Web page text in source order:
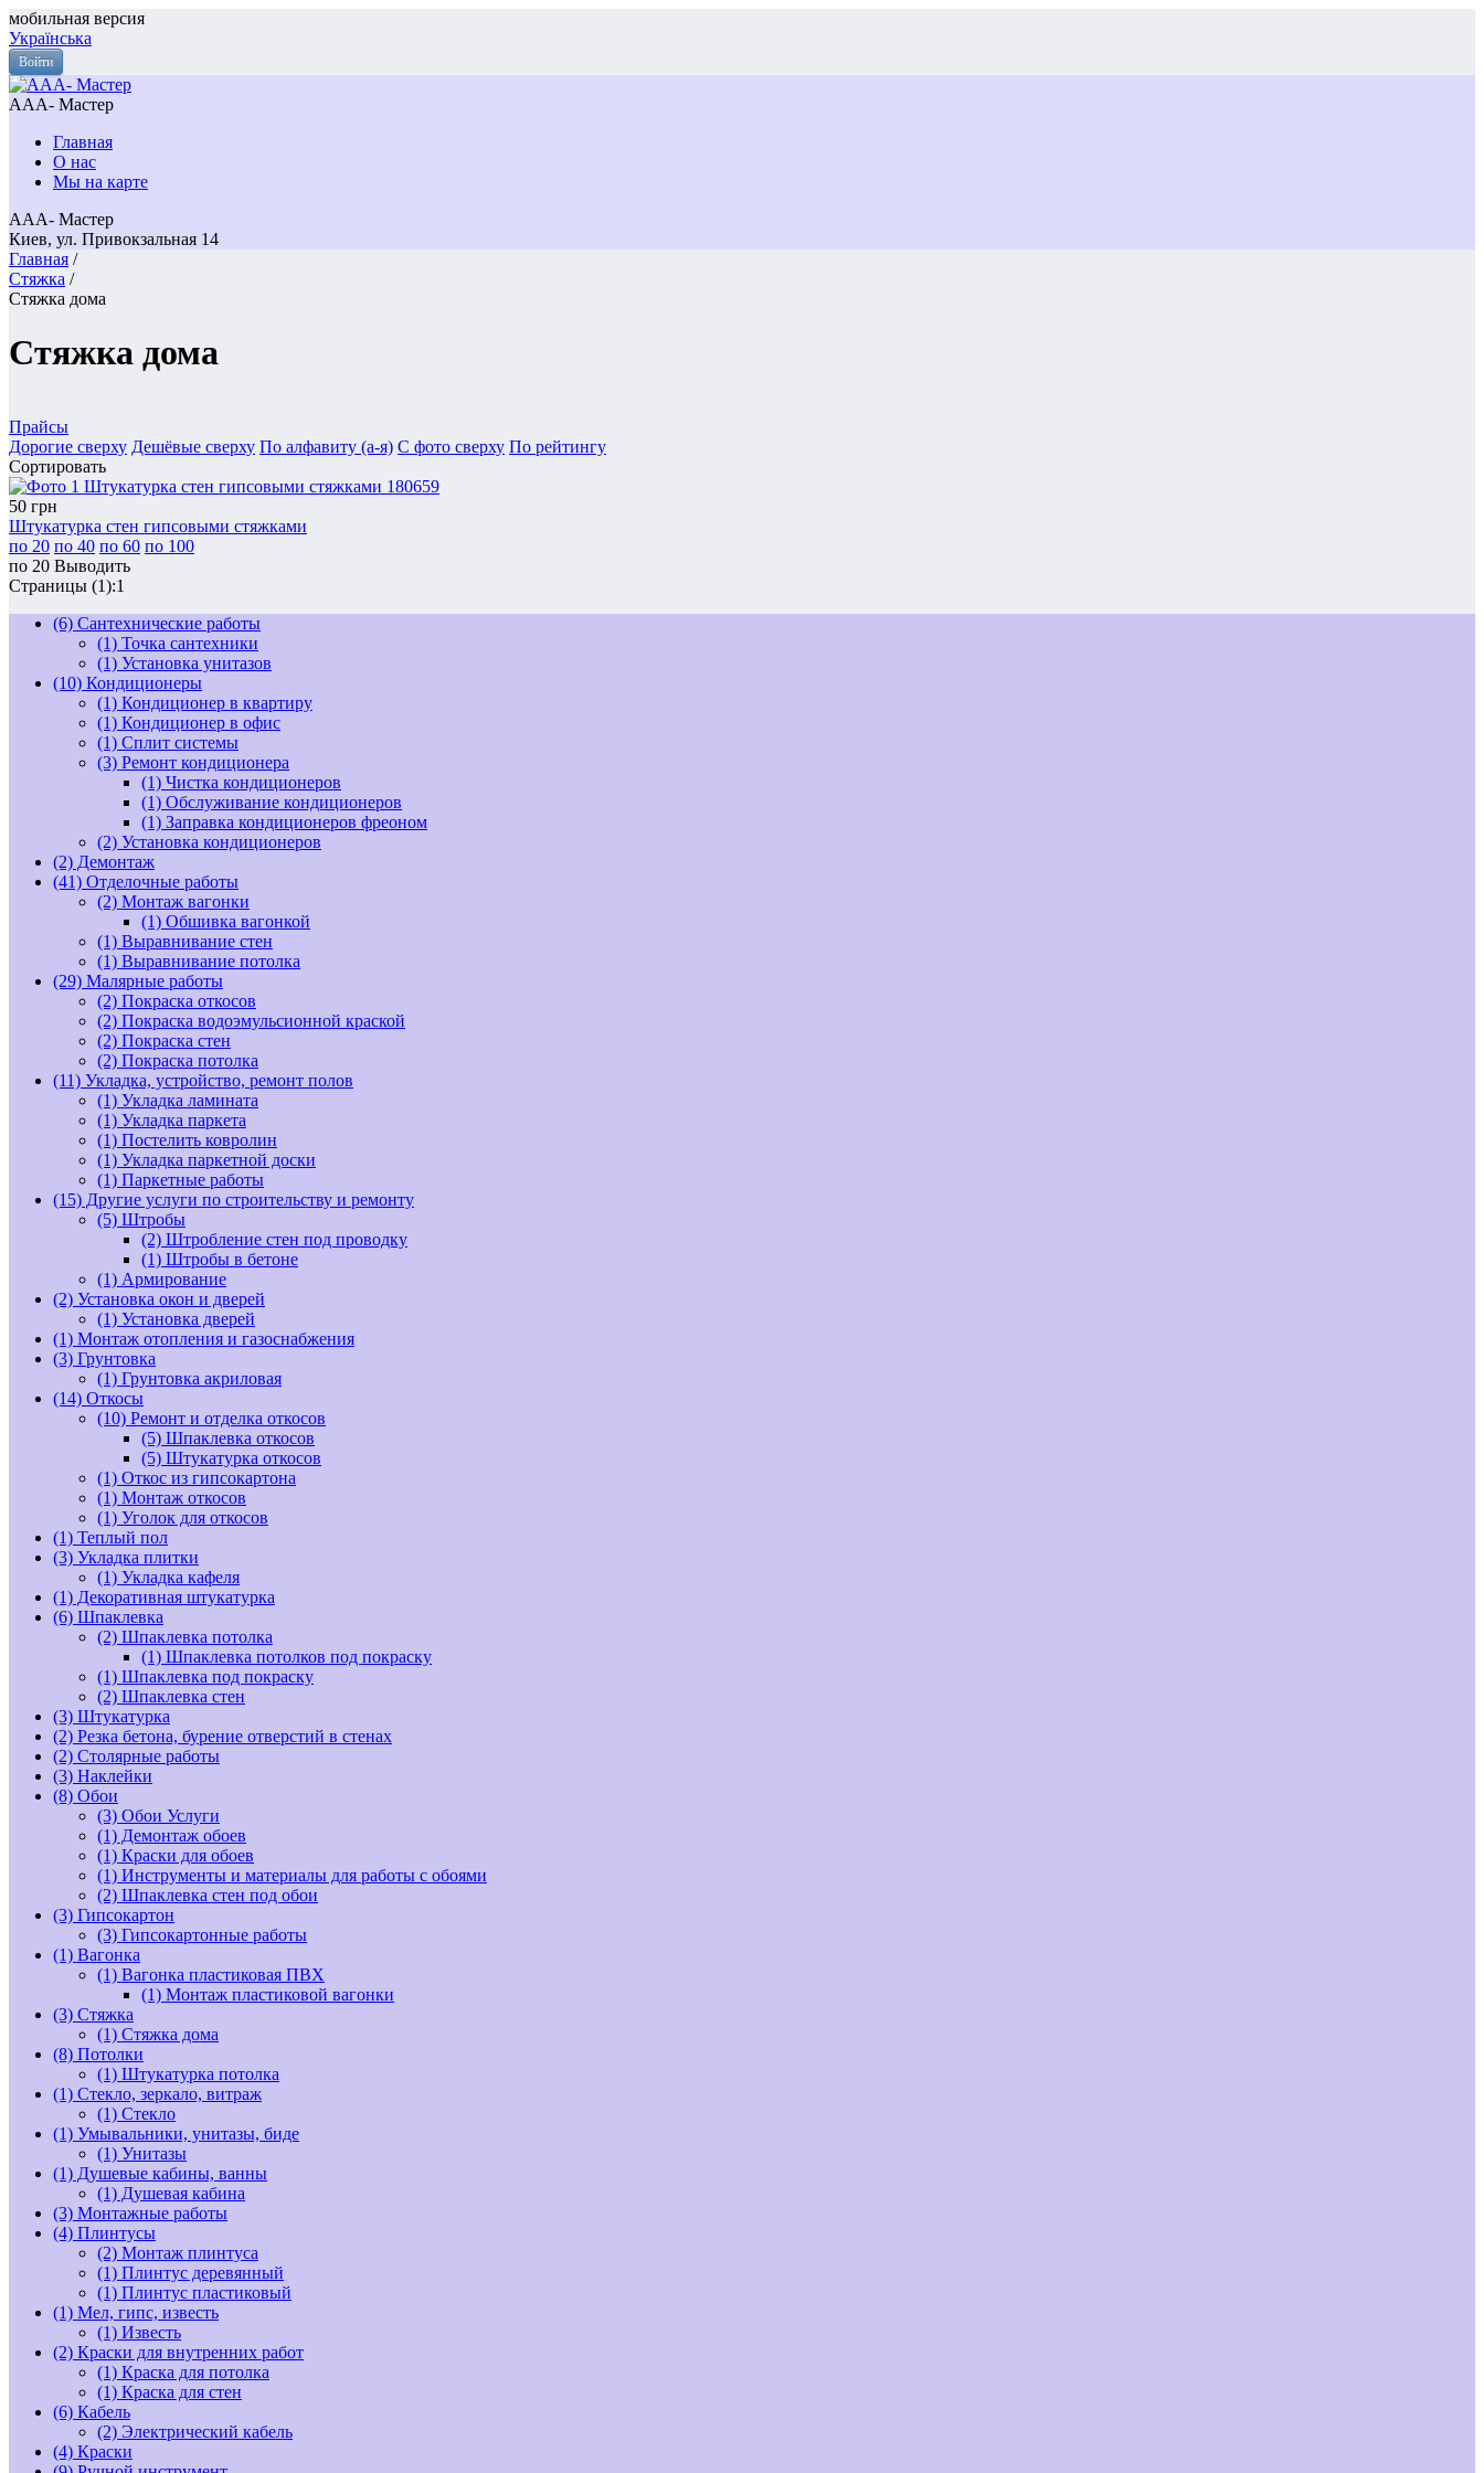
мобильная версия
Українська
Войти
ААА- Мастер
Главная
О нас
Мы на карте
ААА- Мастер
Киев, ул. Привокзальная 14
Главная /
Стяжка /
Стяжка дома
Стяжка дома
Прайсы
Дорогие сверху Дешёвые сверху По алфавиту (а-я) С фото сверху По рейтингу
Сортировать
50 грн
Штукатурка стен гипсовыми стяжками
по 20 по 40 по 60 по 100
по 20 Выводить
Страницы (1):1
(6) Сантехнические работы
(1) Точка сантехники
(1) Установка унитазов
(10) Кондиционеры
(1) Кондиционер в квартиру
(1) Кондиционер в офис
(1) Сплит системы
(3) Ремонт кондиционера
(1) Чистка кондиционеров
(1) Обслуживание кондиционеров
(1) Заправка кондиционеров фреоном
(2) Установка кондиционеров
(2) Демонтаж
(41) Отделочные работы
(2) Монтаж вагонки
(1) Обшивка вагонкой
(1) Выравнивание стен
(1) Выравнивание потолка
(29) Малярные работы
(2) Покраска откосов
(2) Покраска водоэмульсионной краской
(2) Покраска стен
(2) Покраска потолка
(11) Укладка, устройство, ремонт полов
(1) Укладка ламината
(1) Укладка паркета
(1) Постелить ковролин
(1) Укладка паркетной доски
(1) Паркетные работы
(15) Другие услуги по строительству и ремонту
(5) Штробы
(2) Штробление стен под проводку
(1) Штробы в бетоне
(1) Армирование
(2) Установка окон и дверей
(1) Установка дверей
(1) Монтаж отопления и газоснабжения
(3) Грунтовка
(1) Грунтовка акриловая
(14) Откосы
(10) Ремонт и отделка откосов
(5) Шпаклевка откосов
(5) Штукатурка откосов
(1) Откос из гипсокартона
(1) Монтаж откосов
(1) Уголок для откосов
(1) Теплый пол
(3) Укладка плитки
(1) Укладка кафеля
(1) Декоративная штукатурка
(6) Шпаклевка
(2) Шпаклевка потолка
(1) Шпаклевка потолков под покраску
(1) Шпаклевка под покраску
(2) Шпаклевка стен
(3) Штукатурка
(2) Резка бетона, бурение отверстий в стенах
(2) Столярные работы
(3) Наклейки
(8) Обои
(3) Обои Услуги
(1) Демонтаж обоев
(1) Краски для обоев
(1) Инструменты и материалы для работы с обоями
(2) Шпаклевка стен под обои
(3) Гипсокартон
(3) Гипсокартонные работы
(1) Вагонка
(1) Вагонка пластиковая ПВХ
(1) Монтаж пластиковой вагонки
(3) Стяжка
(1) Стяжка дома
(8) Потолки
(1) Штукатурка потолка
(1) Стекло, зеркало, витраж
(1) Стекло
(1) Умывальники, унитазы, биде
(1) Унитазы
(1) Душевые кабины, ванны
(1) Душевая кабина
(3) Монтажные работы
(4) Плинтусы
(2) Монтаж плинтуса
(1) Плинтус деревянный
(1) Плинтус пластиковый
(1) Мел, гипс, известь
(1) Известь
(2) Краски для внутренних работ
(1) Краска для потолка
(1) Краска для стен
(6) Кабель
(2) Электрический кабель
(4) Краски